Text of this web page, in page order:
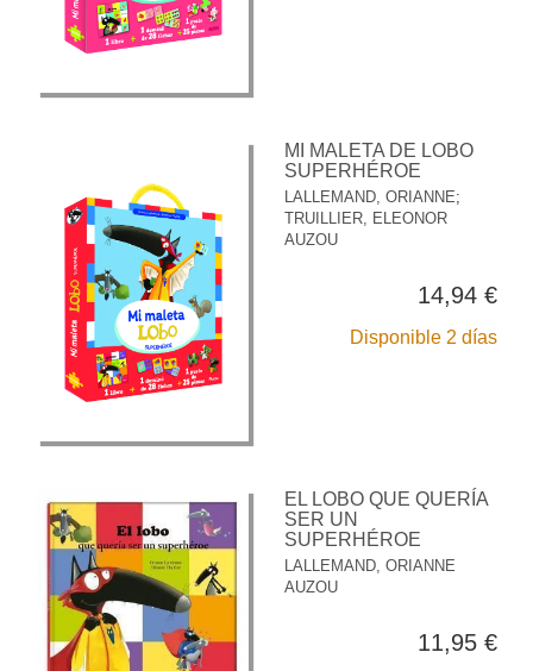
MI MALETA DE LOBO
SUPERHÉROE
LALLEMAND, ORIANNE;
TRUILLIER, ELEONOR
AUZOU
14,94 €
Disponible 2 días
EL LOBO QUE QUERÍA
SER UN
SUPERHÉROE
LALLEMAND, ORIANNE
AUZOU
11,95 €